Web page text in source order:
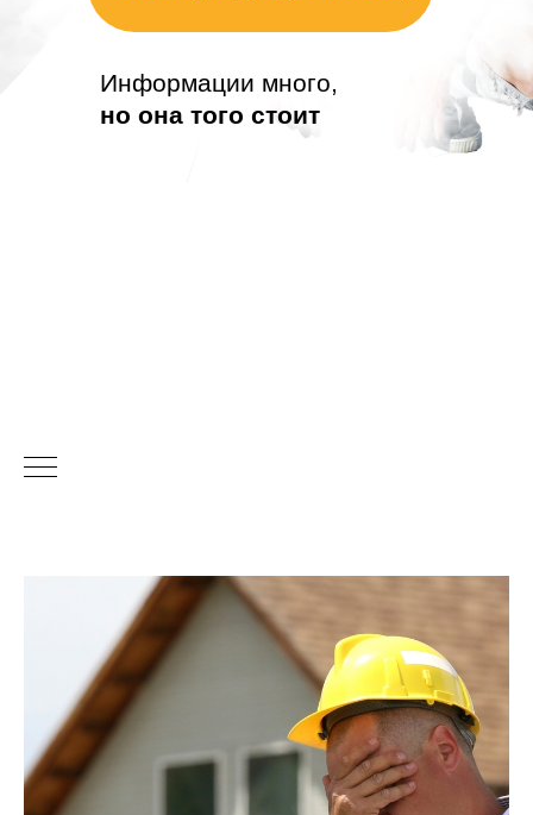
но она того стоит
Информации много,